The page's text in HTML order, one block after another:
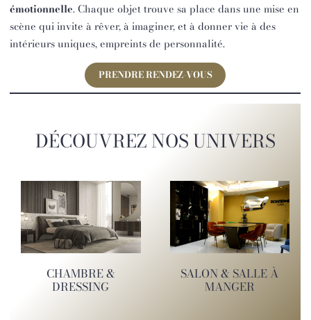
émotionnelle. Chaque objet trouve sa place dans une mise en
scène qui invite à rêver, à imaginer, et à donner vie à des
intérieurs uniques, empreints de personnalité.
PRENDRE RENDEZ-VOUS
DÉCOUVREZ NOS UNIVERS
CHAMBRE &
DRESSING
SALON & SALLE À
MANGER